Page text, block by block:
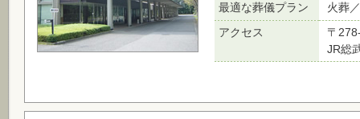
最適な葬儀プラン
火葬
アクセス
〒
JR総